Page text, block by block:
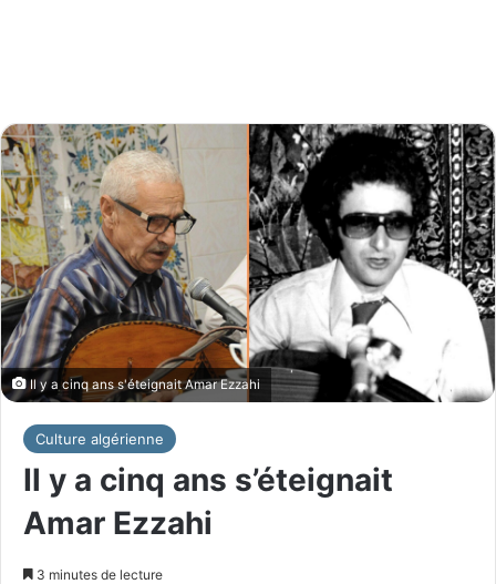
Il y a cinq ans s'éteignait Amar Ezzahi
Culture algérienne
Il y a cinq ans s’éteignait
Amar Ezzahi
3 minutes de lecture